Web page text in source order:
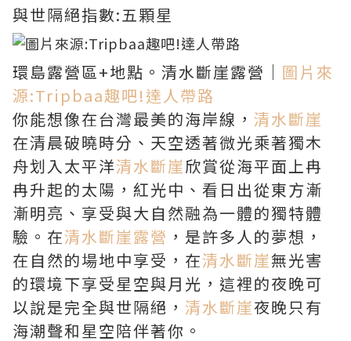
與世隔絕指數:五顆星
環島露營區+地點。清水斷崖露營｜ 圖片來
源:Tripbaa趣吧!達人帶路
你能想像在台灣最美的海岸線， 清水斷崖
在清晨破曉時分、天空透著微光乘著獨木
舟划入太平洋清水斷崖欣賞從海平面上冉
冉升起的太陽，紅光中、看日出從東方漸
漸明亮、享受與大自然融為一體的獨特體
驗。在清水斷崖露營 ，是許多人的夢想，
在自然的場地中享受，在清水斷崖無光害
的環境下享受星空與月光，這裡的夜晚可
以說是完全與世隔絕， 清水斷崖夜晚只有
海潮聲和星空陪伴著你。